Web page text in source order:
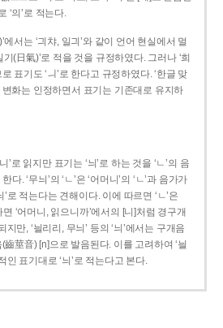
‘의’로 적는다.
서는 ‘긔챠, 일긔’와 같이 언어 현실에서 멀
(日氣)’로 적을 것을 규정하였다. 그러나 ‘희
표기도 ‘ㅢ’로 한다고 규정하였다. ‘한글 맞
화는 인정하면서 표기는 기존대로 유지하
’로 읽지만 표기는 ‘늬’로 하는 것을 ‘ㄴ’의 음
. ‘무늬’의 ‘ㄴ’은 ‘어머니’의 ‘ㄴ’과 음가가
로 적는다는 견해이다. 이에 따르면 ‘ㄴ’은
면 ‘어머니, 읽으니까’에서의 [니]처럼 경구개
만, ‘늴리리, 무늬’ 등의 ‘늬’에서는 구개음
齒莖音) [n]으로 발음된다. 이를 고려하여 ‘늴
인 표기대로 ‘늬’로 적는다고 본다.